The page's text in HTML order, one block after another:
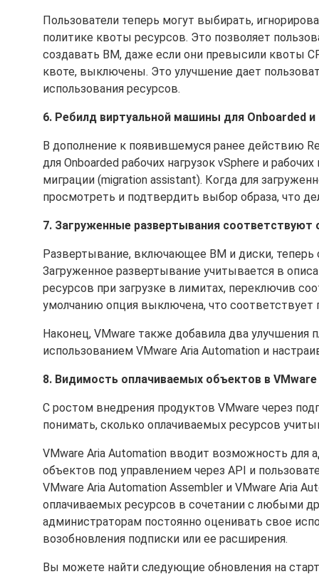
Пользователи теперь могут выбирать,
политике квоты ресурсов. Это позволяет
создавать ВМ, даже если они превысили квоты
квоте, выключены. Это улучшение дает
использования ресурсов.
6. Ребилд виртуальной машины для Onboarded
В дополнение к появившемуся ранее действию
для Onboarded рабочих нагрузок vSphere и
миграции (migration assistant). Когда для
просмотреть и подтвердить выбор образа, что
7. Загруженные развертывания соответствуют
Развертывание, включающее ВМ и диски, теперь
Загруженное развертывание учитывается в
ресурсов при загрузке в лимитах, переключив
умолчанию опция выключена, что
Наконец, VMware также добавила два
использованием VMware Aria Automation и
8. Видимость оплачиваемых объектов в
С ростом внедрения продуктов VMware через
понимать, сколько оплачиваемых ресурсов
VMware Aria Automation вводит возможность
объектов под управлением через API и
VMware Aria Automation Assembler и VMware Aria
оплачиваемых ресурсов в сочетании с любыми
администраторам постоянно оценивать свое
возобновления подписки или ее расширения.
Вы можете найти следующие обновления на